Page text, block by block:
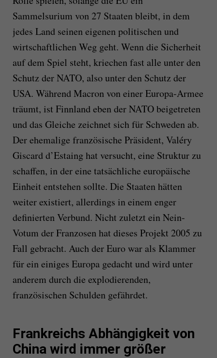
Sammelsurium von 27 Staaten bleibt, in dem
jedes Land seinen eigenen politischen und
wirtschaftlichen Weg geht. Wenn die Sicherheit
auf dem Spiel steht, kriechen fast alle unter den
Schutz der NATO, also unter den Schutz der
USA. Während Macron von einer Europa-Armee
träumt, ist Finnland eben der NATO beigetreten
und das Gleiche zeichnet sich für Schweden ab.
Der ehemalige französische Präsident, Valéry
Giscard d’Estaing hat versucht, eine Struktur zu
schaffen, in der eine tatsächliche europäische
Einheit entstehen sollte. Die Staaten hätten
weiter existiert, allerdings in einem enger
definierten Verbund. Nicht zuletzt ein Nein-
Votum der Franzosen hat dieses Projekt 2005 zu
Fall gebracht. Auch der Euro war als Klammer
für ein einiges Europa gedacht und wird unter
anderem durch die explodierenden,
französischen Schulden gefährdet.
Frankreichs Abhängigkeit von
China wird immer größer